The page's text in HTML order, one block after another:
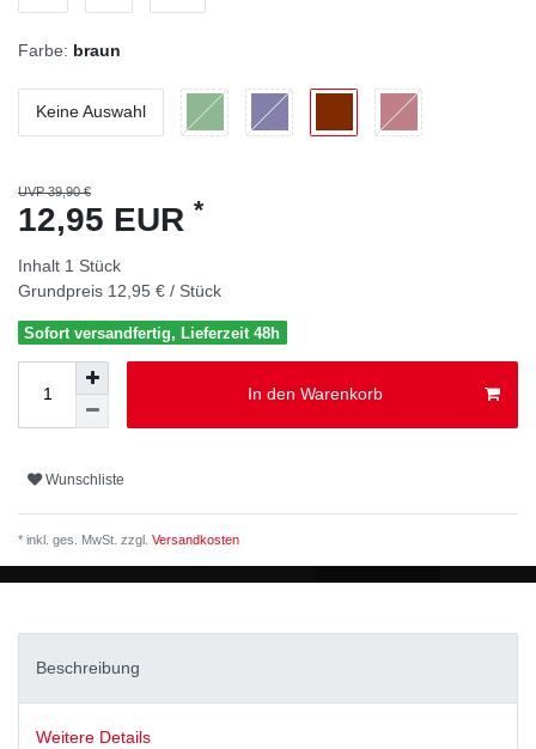
Farbe: braun
Keine Auswahl
UVP 39,90 €
12,95 EUR *
Inhalt 1 Stück
Grundpreis 12,95 € / Stück
Sofort versandfertig, Lieferzeit 48h
In den Warenkorb
Wunschliste
* inkl. ges. MwSt. zzgl. Versandkosten
Beschreibung
Weitere Details